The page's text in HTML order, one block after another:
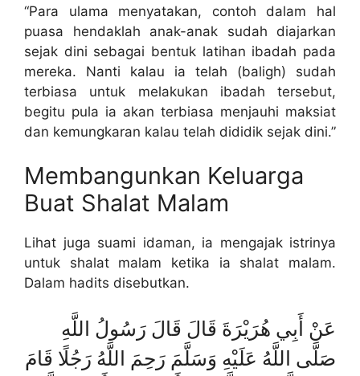
“Para ulama menyatakan, contoh dalam hal
puasa hendaklah anak-anak sudah diajarkan
sejak dini sebagai bentuk latihan ibadah pada
mereka. Nanti kalau ia telah (baligh) sudah
terbiasa untuk melakukan ibadah tersebut,
begitu pula ia akan terbiasa menjauhi maksiat
dan kemungkaran kalau telah dididik sejak dini.”
Membangunkan Keluarga
Buat Shalat Malam
Lihat juga suami idaman, ia mengajak istrinya
untuk shalat malam ketika ia shalat malam.
Dalam hadits disebutkan.
عَنْ أَبِي هُرَيْرَةَ قَالَ قَالَ رَسُولُ اللَّهِ
صَلَّى اللَّهُ عَلَيْهِ وَسَلَّمَ رَحِمَ اللَّهُ رَجُلًا قَامَ